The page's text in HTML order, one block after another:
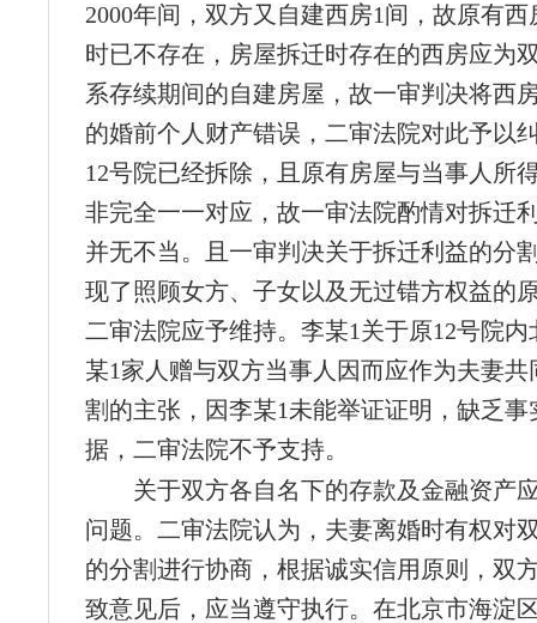
2000年间，双方又自建西房1间，故原有
时已不存在，房屋拆迁时存在的西房应为
系存续期间的自建房屋，故一审判决将西
的婚前个人财产错误，二审法院对此予以
12号院已经拆除，且原有房屋与当事人所
非完全一一对应，故一审法院酌情对拆迁
并无不当。且一审判决关于拆迁利益的分
现了照顾女方、子女以及无过错方权益的
二审法院应予维持。李某1关于原12号院内
某1家人赠与双方当事人因而应作为夫妻共
割的主张，因李某1未能举证证明，缺乏事
据，二审法院不予支持。
关于双方各自名下的存款及金融资产
问题。二审法院认为，夫妻离婚时有权对
的分割进行协商，根据诚实信用原则，双
致意见后，应当遵守执行。在北京市海淀